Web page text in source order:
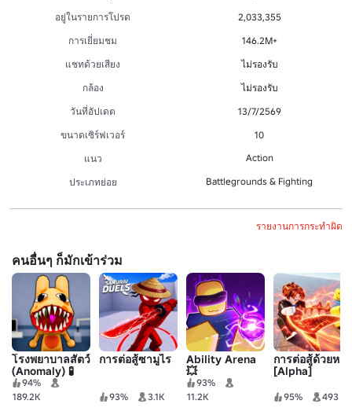
อยู่ในรายการโปรด
2,033,355
การเยี่ยมชม
146.2M+
แชทด้วยเสียง
ไม่รองรับ
กล้อง
ไม่รองรับ
วันที่อัปเดต
13/7/2569
ขนาดเซิร์ฟเวอร์
10
แนว
Action
ประเภทย่อย Battlegrounds & Fighting
รายงานการกระทำผิด
คนอื่นๆ ก็มักเข้าร่วม
โรงพยาบาลสัตว์
(Anomaly) 🧪
94%
189.2K
การต่อสู้ซามูไร
93% 3.1K
Ability Arena
💥
93%
11.2K
การต่อสู้ด้วยหาง
[Alpha]
95% 493